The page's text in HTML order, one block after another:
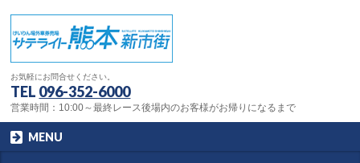
お気軽にお問合せください。
TEL 096-352-6000
営業時間：10:00～最終レース後場内のお客様がお帰りになるまで
MENU